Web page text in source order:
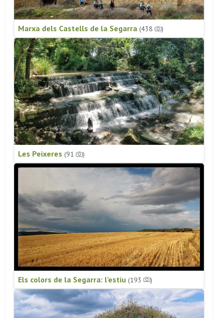
Marxa dels Castells de la Segarra (438 )
Les Peixeres (91 )
Els colors de la Segarra: l'estiu (193 )